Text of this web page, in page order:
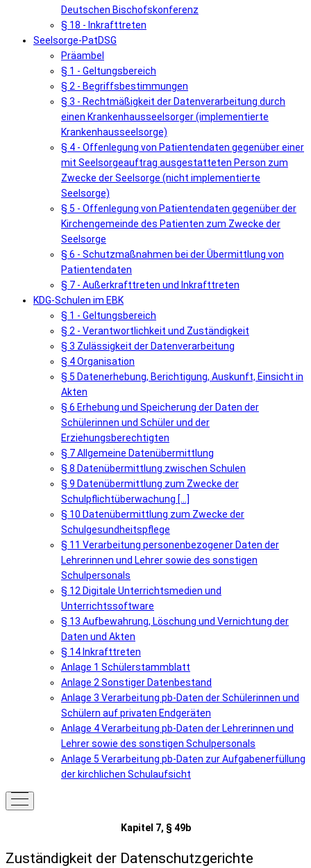
Deutschen Bischofskonferenz
§ 18 - Inkrafttreten
Seelsorge-PatDSG
Präambel
§ 1 - Geltungsbereich
§ 2 - Begriffsbestimmungen
§ 3 - Rechtmäßigkeit der Datenverarbeitung durch
einen Krankenhausseelsorger (implementierte
Krankenhausseelsorge)
§ 4 - Offenlegung von Patientendaten gegenüber einer
mit Seelsorgeauftrag ausgestatteten Person zum
Zwecke der Seelsorge (nicht implementierte
Seelsorge)
§ 5 - Offenlegung von Patientendaten gegenüber der
Kirchengemeinde des Patienten zum Zwecke der
Seelsorge
§ 6 - Schutzmaßnahmen bei der Übermittlung von
Patientendaten
§ 7 - Außerkrafttreten und Inkrafttreten
KDG-Schulen im EBK
§ 1 - Geltungsbereich
§ 2 - Verantwortlichkeit und Zuständigkeit
§ 3 Zulässigkeit der Datenverarbeitung
§ 4 Organisation
§ 5 Datenerhebung, Berichtigung, Auskunft, Einsicht in
Akten
§ 6 Erhebung und Speicherung der Daten der
Schülerinnen und Schüler und der
Erziehungsberechtigten
§ 7 Allgemeine Datenübermittlung
§ 8 Datenübermittlung zwischen Schulen
§ 9 Datenübermittlung zum Zwecke der
Schulpflichtüberwachung [...]
§ 10 Datenübermittlung zum Zwecke der
Schulgesundheitspflege
§ 11 Verarbeitung personenbezogener Daten der
Lehrerinnen und Lehrer sowie des sonstigen
Schulpersonals
§ 12 Digitale Unterrichtsmedien und
Unterrichtssoftware
§ 13 Aufbewahrung, Löschung und Vernichtung der
Daten und Akten
§ 14 Inkrafttreten
Anlage 1 Schülerstammblatt
Anlage 2 Sonstiger Datenbestand
Anlage 3 Verarbeitung pb-Daten der Schülerinnen und
Schülern auf privaten Endgeräten
Anlage 4 Verarbeitung pb-Daten der Lehrerinnen und
Lehrer sowie des sonstigen Schulpersonals
Anlage 5 Verarbeitung pb-Daten zur Aufgabenerfüllung
der kirchlichen Schulaufsicht
Kapitel 7, § 49b
Zuständigkeit der Datenschutzgerichte